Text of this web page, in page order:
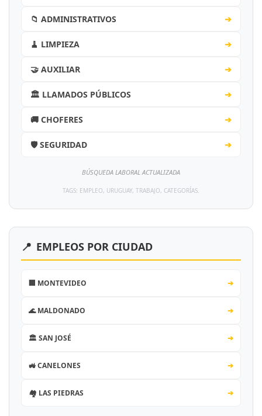
📁 ADMINISTRATIVOS ➔
🧹 LIMPIEZA ➔
🤝 AUXILIAR ➔
🏛️ LLAMADOS PÚBLICOS ➔
🚚 CHOFERES ➔
🛡️ SEGURIDAD ➔
BÚSQUEDA LABORAL ACTUALIZADA
TAGS: EMPLEO, URUGUAY, TRABAJO, CATEGORÍAS.
📍 EMPLEOS POR CIUDAD
🏢 MONTEVIDEO ➔
🌊 MALDONADO ➔
🏛️ SAN JOSÉ ➔
🚜 CANELONES ➔
🏘️ LAS PIEDRAS ➔